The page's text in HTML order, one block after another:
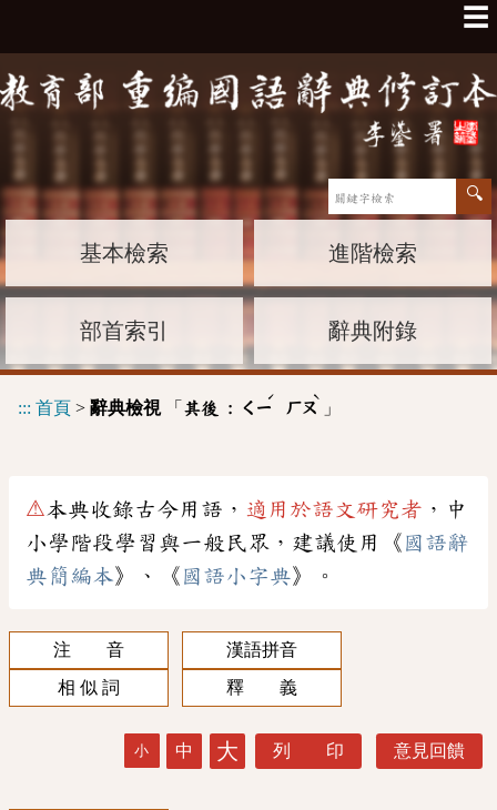
☰
基本檢索 進階檢索
部首索引 辭典附錄
::: 首頁 > 辭典檢視「 其後 : ㄑㄧ
ˊ
ㄏㄡ
ˋ
」
⚠本典收錄古今用語， 適用於語文研究者 ，中
小學階段學習與一般民眾，建議使用《 國語辭
典簡編本》、《 國語小字典》。
注 音
漢語拼音
相 似 詞
釋 義
小 中 大 列 印 意見回饋